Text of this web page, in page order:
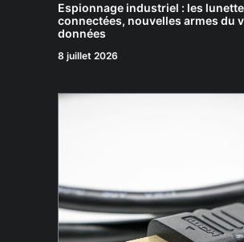
Espionnage industriel : les
connectées, nouvelles armes du
données
8 juillet 2026